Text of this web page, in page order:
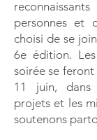
personnes et
choisi de se
6e édition.
soirée se
11 juin, dans
projets et les
soutenons